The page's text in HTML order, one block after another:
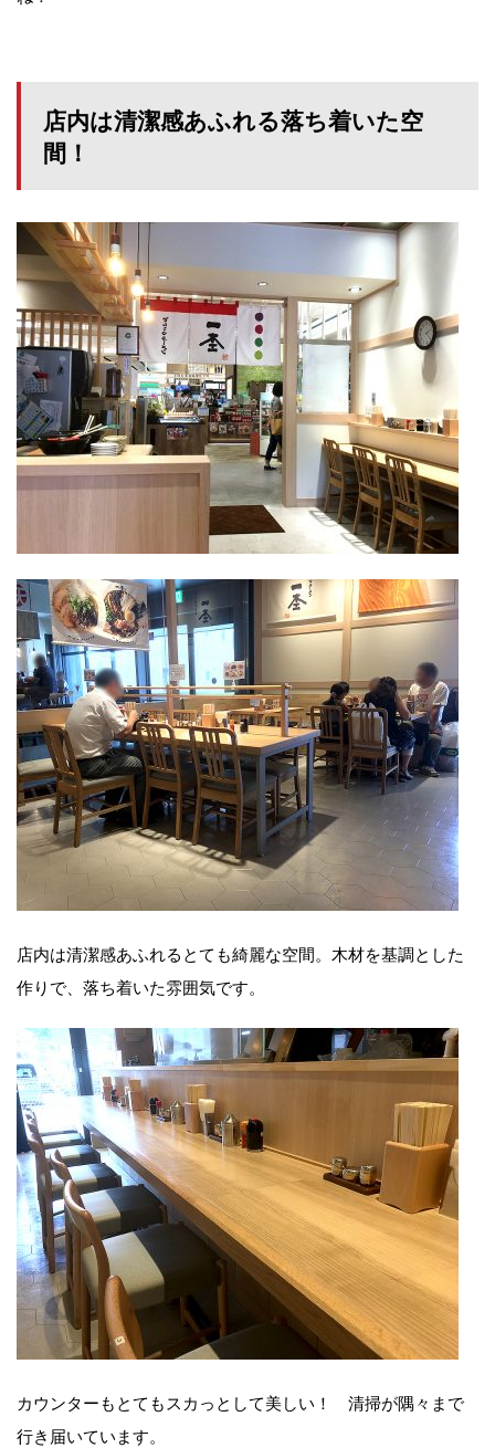
店内は清潔感あふれる落ち着いた空
間！
店内は清潔感あふれるとても綺麗な空間。木材を基調とした
作りで、落ち着いた雰囲気です。
カウンターもとてもスカっとして美しい！ 清掃が隅々まで
行き届いています。